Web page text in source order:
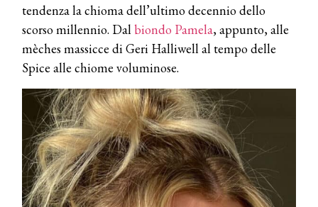
tendenza la chioma dell’ultimo decennio dello
scorso millennio. Dalbiondo Pamela, appunto, alle
mèches massicce di Geri Halliwell al tempo delle
Spice alle chiome voluminose.